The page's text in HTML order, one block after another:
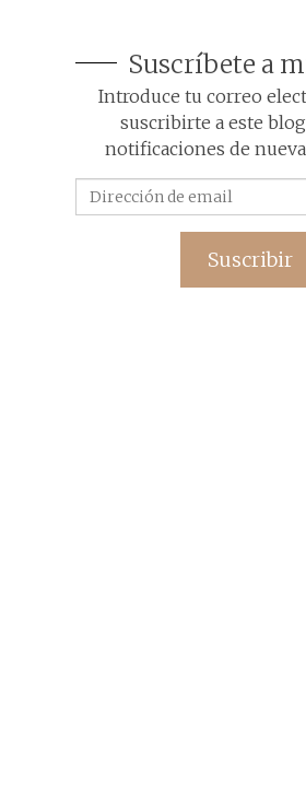
Suscríbete a
Introduce tu correo
suscribirte a este
notificaciones de
de
Suscribir